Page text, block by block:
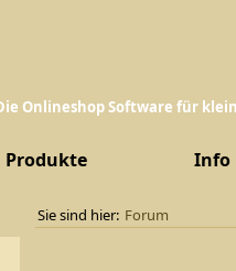
Onlineshop Software für
Produkte Info
Sie sind hier: Forum